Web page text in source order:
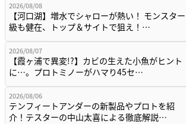
2026/08/08
【河口湖】増水でシャローが熱い！ モンスター
級も健在、トップ＆サイトで狙え！…
2026/08/07
【霞ヶ浦で異変!?】カビの生えた小魚がヒント
に…。プロトミノーがハマり45セ…
2026/08/06
テンフィートアンダーの新製品やプロトを紹
介！テスターの中山太喜による徹底解説…